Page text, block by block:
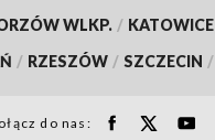
WLKP. / KATOWICE
/ RZESZÓW / SZCZECIN /
do nas: